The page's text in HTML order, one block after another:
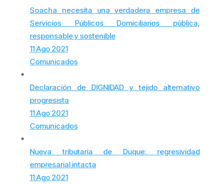
Soacha necesita una verdadera empresa de
Servicios Públicos Domiciliarios pública,
responsable y sostenible
11 Ago 2021
Comunicados
Declaración de DIGNIDAD y tejido alternativo
progresista
11 Ago 2021
Comunicados
Nueva tributaria de Duque: regresividad
empresarial intacta
11 Ago 2021